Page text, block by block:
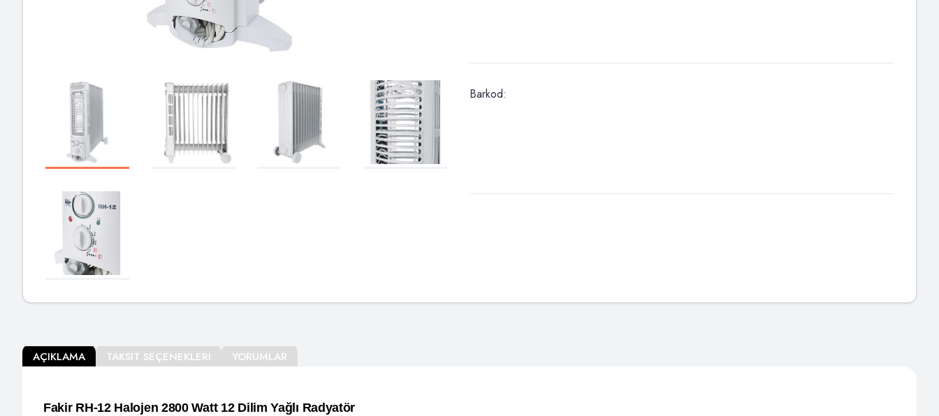
Barkod:
AÇIKLAMA TAKSIT SEÇENEKLERI YORUMLAR
Fakir RH-12 Halojen 2800 Watt 12 Dilim Yağlı Radyatör